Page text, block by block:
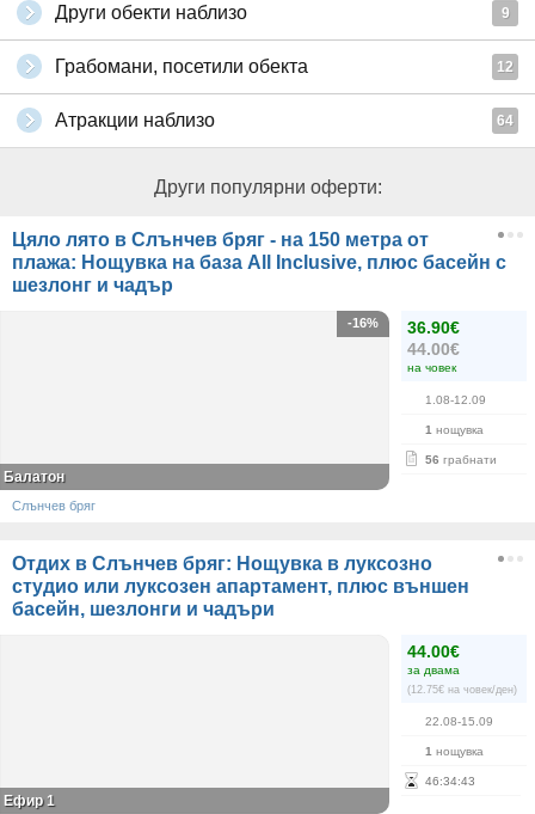
Други обекти наблизо 9
Грабомани, посетили обекта 12
Атракции наблизо 64
Други популярни оферти:
Цяло лято в Слънчев бряг - на 150 метра от
плажа: Нощувка на база All Inclusive, плюс басейн с
шезлонг и чадър
36.90€
44.00€
на човек
1.08-12.09
1 нощувка
56 грабнати
-16%
Балатон
Слънчев бряг
Отдих в Слънчев бряг: Нощувка в луксозно
студио или луксозен апартамент, плюс външен
басейн, шезлонги и чадъри
44.00€
за двама
(12.75€ на човек/ден)
22.08-15.09
1 нощувка
46:34:43
Ефир 1